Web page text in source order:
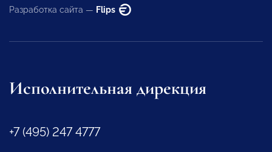
Разработка сайта — Flips
Исполнительная дирекция
+7 (495) 247 4777